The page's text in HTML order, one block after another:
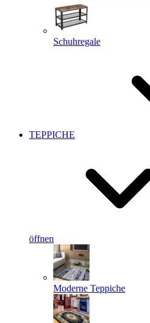
Schuhregale
TEPPICHE
öffnen
Moderne Teppiche